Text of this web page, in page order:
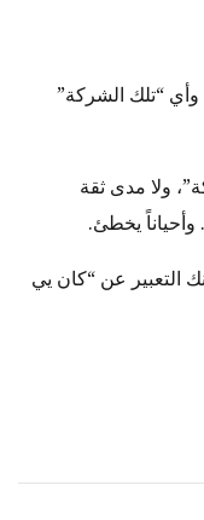
“تلك الشركة”
ولا مدى ثقة
وأحياناً يخطئ.
التعبير عن “كان يي